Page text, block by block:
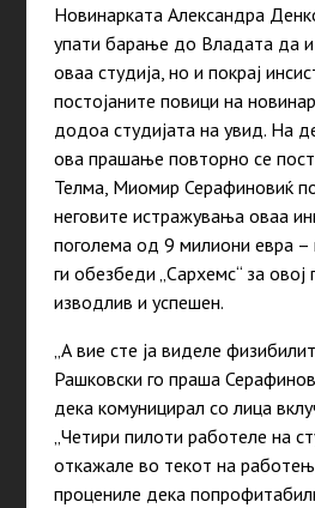
Новинарката Александра
упати барање до Владата да
оваа студија, но и покрај
постојаните повици на
додоа студијата на увид. На
ова прашање повторно се
Телма, Миомир Серафиновиќ
неговите истражувања оваа
поголема од 9 милиони евра –
ги обезбеди Сархемс“за овој
изводлив и успешен.
А вие сте ја виделе
Рашковски го праша
дека комуницирал со лица
Четири пилоти работеле на
откажале во текот на
процениле дека